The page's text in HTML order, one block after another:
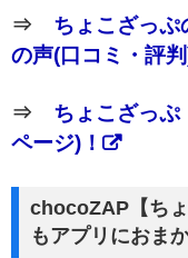
⇒ ちょこざっぷ
の声(口コミ・評
⇒ ちょこざっぷ
ページ)！
chocoZAP【ち
もアプリにおま